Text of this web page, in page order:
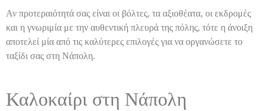
Αν προτεραιότητά σας είναι οι βόλτες, τα αξιοθέατα, οι εκδρομές
και η γνωριμία με την αυθεντική πλευρά της πόλης, τότε η άνοιξη
αποτελεί μία από τις καλύτερες επιλογές για να οργανώσετε το
ταξίδι σας στη Νάπολη.
Καλοκαίρι στη Νάπολη